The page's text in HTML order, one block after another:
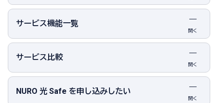
サービス機能一覧
開く
サービス比較
開く
NURO 光 Safe を申し込みしたい
開く